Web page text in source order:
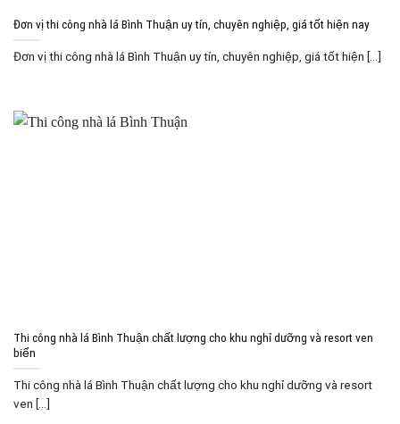
Đơn vị thi công nhà lá Bình Thuận uy tín, chuyên nghiệp, giá tốt hiện nay
Đơn vị thi công nhà lá Bình Thuận uy tín, chuyên nghiệp, giá tốt hiện [...]
Thi công nhà lá Bình Thuận chất lượng cho khu nghỉ dưỡng và resort ven
biển
Thi công nhà lá Bình Thuận chất lượng cho khu nghỉ dưỡng và resort
ven [...]